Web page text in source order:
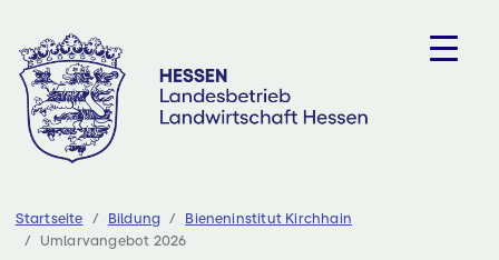
Inhalt
springen
Startseite Bildung
Bieneninstitut Kirchhain
Umlarvangebot 2026